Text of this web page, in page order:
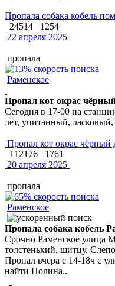
Пропала собака кобель
24514
1254
22 апреля 2025
пропала
Раменское
Пропал кот окрас
Сегодня в 17-00 на
лет, упитанный, ласковый,
Пропал кот окрас чёрный
112176
1761
20 апреля 2025
пропала
Раменское
Пропала собака кобель
Срочно Раменское улица
толстенький, шитцу.
Пропал вчера с 14-18ч с
найти Полина..